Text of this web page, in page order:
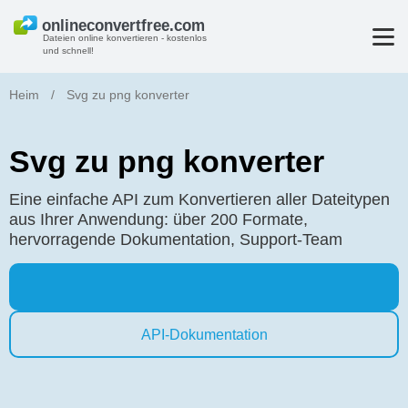
Dateien online konvertieren - kostenlos
und schnell!
Heim / Svg zu png konverter
Svg zu png konverter
Eine einfache API zum Konvertieren aller Dateitypen
aus Ihrer Anwendung: über 200 Formate,
hervorragende Dokumentation, Support-Team
API-Dokumentation